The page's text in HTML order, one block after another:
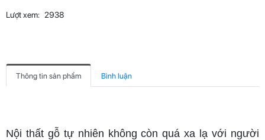
Lượt xem: 2938
Thông tin sản phẩm Bình luận
Nội thất gỗ tự nhiên không còn quá xa lạ với người